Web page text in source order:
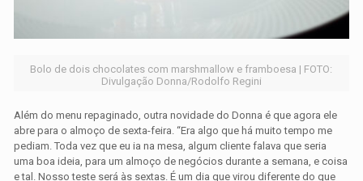
Bolo de dois chocolates com marshmallow e framboesa | FOTO:
Divulgação Donna/Rodolfo Regini
Além do menu repaginado, outra novidade do Donna é que agora ele
abre para o almoço de sexta-feira. “Era algo que há muito tempo me
pediam. Toda vez que eu ia na mesa, algum cliente falava que seria
uma boa ideia, para um almoço de negócios durante a semana, e coisa
e tal. Nosso teste será às sextas. É um dia que virou diferente do que